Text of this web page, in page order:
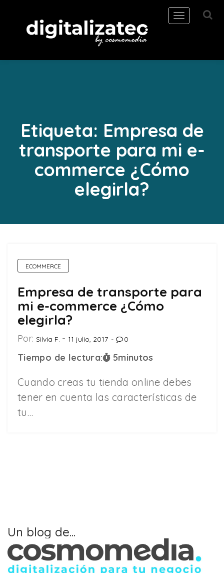
Toggle
navigation
Etiqueta: Empresa de
transporte para mi e-
commerce ¿Cómo
elegirla?
ECOMMERCE
Empresa de transporte para
mi e-commerce ¿Cómo
elegirla?
Por: Silvia F. 11 julio, 2017 0
Tiempo de lectura: 5minutos
Cuando creas tu tienda online debes
tener en cuenta las características de
tu…
Un blog de...